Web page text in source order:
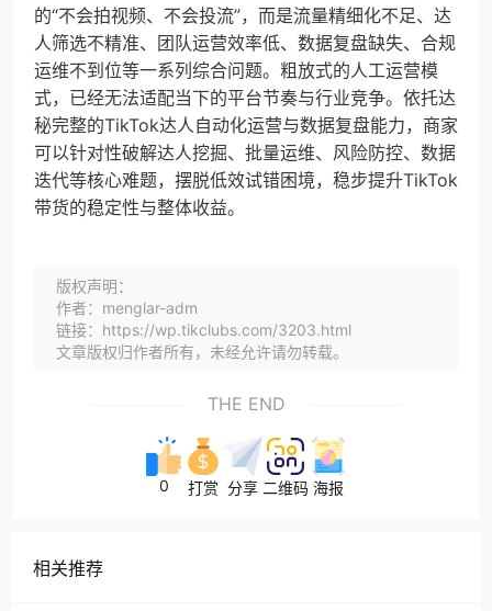
的“不会拍视频、不会投流”，而是流量精细化不足、达
人筛选不精准、团队运营效率低、数据复盘缺失、合规
运维不到位等一系列综合问题。粗放式的人工运营模
式，已经无法适配当下的平台节奏与行业竞争。依托达
秘完整的TikTok达人自动化运营与数据复盘能力，商家
可以针对性破解达人挖掘、批量运维、风险防控、数据
迭代等核心难题，摆脱低效试错困境，稳步提升TikTok
带货的稳定性与整体收益。
版权声明：
作者：menglar-adm
链接：https://wp.tikclubs.com/3203.html
文章版权归作者所有，未经允许请勿转载。
THE END
0 打赏 分享 二维码 海报
相关推荐